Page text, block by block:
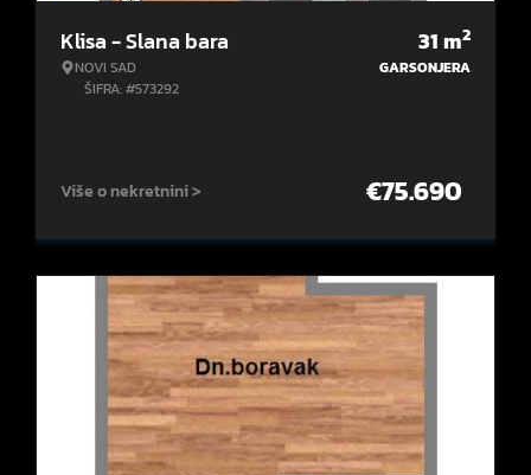
Klisa - Slana bara
NOVI SAD
ŠIFRA: #573292
31m2
GARSONJERA
Više o nekretnini > €75.690